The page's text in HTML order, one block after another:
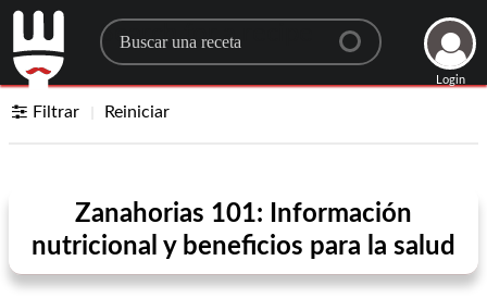
Search for a recipe
Login
Filtrar Reiniciar
Zanahorias 101: Información
nutricional y beneficios para la salud